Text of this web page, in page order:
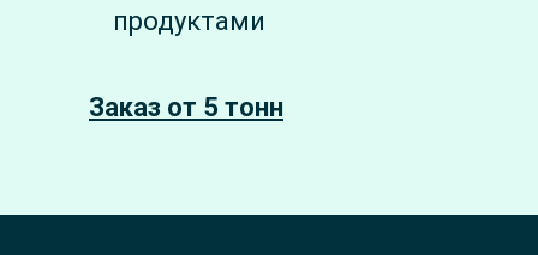
продуктами
Заказ от 5 тонн